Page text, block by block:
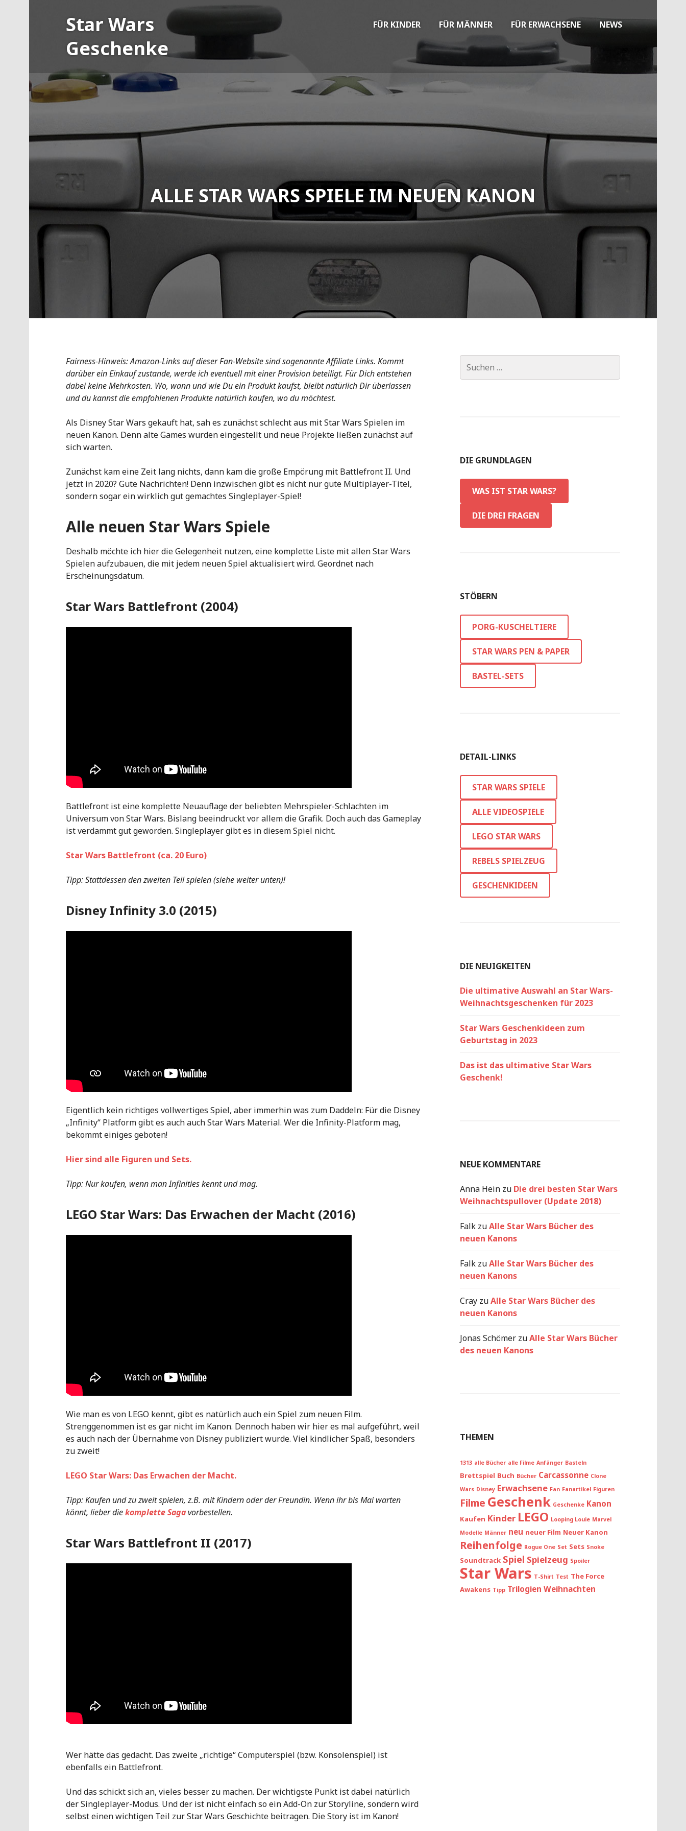
Star Wars
Geschenke
FÜR KINDER FÜR MÄNNER FÜR ERWACHSENE NEWS
ALLE STAR WARS SPIELE IM NEUEN KANON
Fairness-Hinweis: Amazon-Links auf dieser Fan-Website sind sogenannte Affiliate Links. Kommt
darüber ein Einkauf zustande, werde ich eventuell mit einer Provision beteiligt. Für Dich entstehen
dabei keine Mehrkosten. Wo, wann und wie Du ein Produkt kaufst, bleibt natürlich Dir überlassen
und du kannst die empfohlenen Produkte natürlich kaufen, wo du möchtest.
Als Disney Star Wars gekauft hat, sah es zunächst schlecht aus mit Star Wars Spielen im
neuen Kanon. Denn alte Games wurden eingestellt und neue Projekte ließen zunächst auf
sich warten.
Zunächst kam eine Zeit lang nichts, dann kam die große Empörung mit Battlefront II. Und
jetzt in 2020? Gute Nachrichten! Denn inzwischen gibt es nicht nur gute Multiplayer-Titel,
sondern sogar ein wirklich gut gemachtes Singleplayer-Spiel!
Alle neuen Star Wars Spiele
Deshalb möchte ich hier die Gelegenheit nutzen, eine komplette Liste mit allen Star Wars
Spielen aufzubauen, die mit jedem neuen Spiel aktualisiert wird. Geordnet nach
Erscheinungsdatum.
Star Wars Battlefront (2004)
Battlefront ist eine komplette Neuauflage der beliebten Mehrspieler-Schlachten im
Universum von Star Wars. Bislang beeindruckt vor allem die Grafik. Doch auch das Gameplay
ist verdammt gut geworden. Singleplayer gibt es in diesem Spiel nicht.
Star Wars Battlefront (ca. 20 Euro)
Tipp: Stattdessen den zweiten Teil spielen (siehe weiter unten)!
Disney Infinity 3.0 (2015)
Eigentlich kein richtiges vollwertiges Spiel, aber immerhin was zum Daddeln: Für die Disney
„Infinity“ Platform gibt es auch auch Star Wars Material. Wer die Infinity-Platform mag,
bekommt einiges geboten!
Hier sind alle Figuren und Sets.
Tipp: Nur kaufen, wenn man Infinities kennt und mag.
LEGO Star Wars: Das Erwachen der Macht (2016)
Wie man es von LEGO kennt, gibt es natürlich auch ein Spiel zum neuen Film.
Strenggenommen ist es gar nicht im Kanon. Dennoch haben wir hier es mal aufgeführt, weil
es auch nach der Übernahme von Disney publiziert wurde. Viel kindlicher Spaß, besonders
zu zweit!
LEGO Star Wars: Das Erwachen der Macht.
Tipp: Kaufen und zu zweit spielen, z.B. mit Kindern oder der Freundin. Wenn ihr bis Mai warten
könnt, lieber diekomplette Sagavorbestellen.
Star Wars Battlefront II (2017)
Wer hätte das gedacht. Das zweite „richtige“ Computerspiel (bzw. Konsolenspiel) ist
ebenfalls ein Battlefront.
Und das schickt sich an, vieles besser zu machen. Der wichtigste Punkt ist dabei natürlich
der Singleplayer-Modus. Und der ist nicht einfach so ein Add-On zur Storyline, sondern wird
selbst einen wichtigen Teil zur Star Wars Geschichte beitragen. Die Story ist im Kanon!
nach:
DIE GRUNDLAGEN
WAS IST STAR WARS?
DIE DREI FRAGEN
STÖBERN
PORG-KUSCHELTIERE
STAR WARS PEN & PAPER
BASTEL-SETS
DETAIL-LINKS
STAR WARS SPIELE
ALLE VIDEOSPIELE
LEGO STAR WARS
REBELS SPIELZEUG
GESCHENKIDEEN
DIE NEUIGKEITEN
Die ultimative Auswahl an Star Wars-
Weihnachtsgeschenken für 2023
Star Wars Geschenkideen zum
Geburtstag in 2023
Das ist das ultimative Star Wars
Geschenk!
NEUE KOMMENTARE
Anna Hein zu Die drei besten Star Wars
Weihnachtspullover (Update 2018)
Falk zuAlle Star Wars Bücher des
neuen Kanons
Falk zuAlle Star Wars Bücher des
neuen Kanons
Cray zuAlle Star Wars Bücher des
neuen Kanons
Jonas Schömer zuAlle Star Wars Bücher
des neuen Kanons
THEMEN
1313 alle Bücher alle Filme Anfänger Basteln
Brettspiel Buch Bücher Carcassonne Clone
Wars Disney Erwachsene Fan Fanartikel Figuren
Filme Geschenk Geschenke Kanon
Kaufen Kinder LEGO Looping Louie Marvel
Modelle Männer neu neuer Film Neuer Kanon
Reihenfolge Rogue One Set Sets Snoke
Soundtrack Spiel Spielzeug Spoiler
Star Wars T-Shirt Test The Force
Awakens Tipp Trilogien Weihnachten